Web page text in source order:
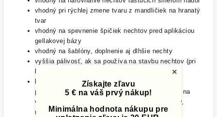
vhodný pri rýchlej zmene tvaru z mandličiek na hranatý
tvar
vhodný na spevnenie špičiek nechtov pred aplikáciou
gellakovej bázy
vhodný na šablóny, doplnenie aj dlhšie nechty
vyššia pálivosť, ak sa používa na stavbu nechtov (pri
Doba vytvrdnutia:120s UV/LED (odporúčame
používať profesionálne lampy, ktoré sú určené aj na
vytvrdzovanie stavebných pigmentovaných gélov,
nielen géllakov)
×
Získajte zľavu
5 € na váš prvý nákup!
Minimálna hodnota nákupu pre